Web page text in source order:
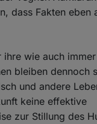
dass Fakten eben
ihre wie auch
bleiben dennoch
und andere
keine effektive
zur Stillung des